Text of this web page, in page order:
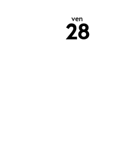
ven
28